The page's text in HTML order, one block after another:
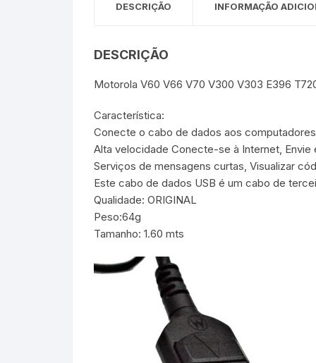
Etiquetas
Remédio
SJC
DESCRIÇÃO INFORMAÇÃO
DESCRIÇÃO
Motorola V60 V66 V70 V300 V303 E396
Característica:
Conecte o cabo de dados aos
Alta velocidade Conecte-se à Internet,
Serviços de mensagens curtas, Visualizar
Este cabo de dados USB é um cabo de
Qualidade: ORIGINAL
Peso:64g
Tamanho: 1.60 mts